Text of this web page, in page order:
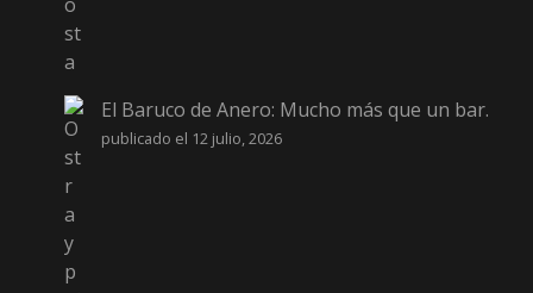
El Baruco de Anero: Mucho más que un bar.
publicado el 12 julio, 2026